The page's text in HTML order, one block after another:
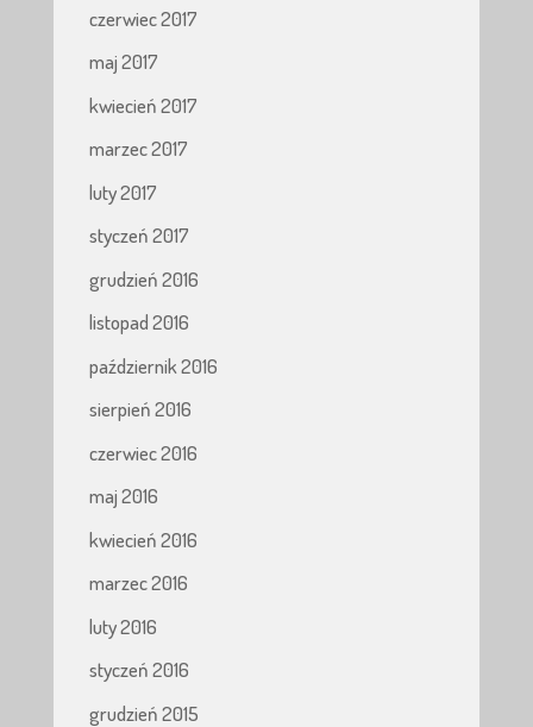
czerwiec 2017
maj 2017
kwiecień 2017
marzec 2017
luty 2017
styczeń 2017
grudzień 2016
listopad 2016
październik 2016
sierpień 2016
czerwiec 2016
maj 2016
kwiecień 2016
marzec 2016
luty 2016
styczeń 2016
grudzień 2015